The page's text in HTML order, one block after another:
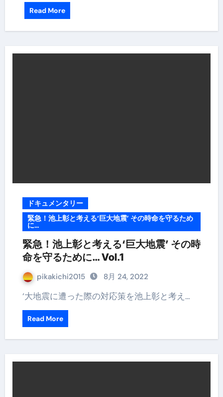
Read More
ドキュメンタリー
緊急！池上彰と考える‘巨大地震’ その時命を守るため
に…
緊急！池上彰と考える‘巨大地震’ その時
命を守るために… Vol.1
pikakichi2015 8月 24, 2022
‘大地震に遭った際の対応策を池上彰と考え…
Read More